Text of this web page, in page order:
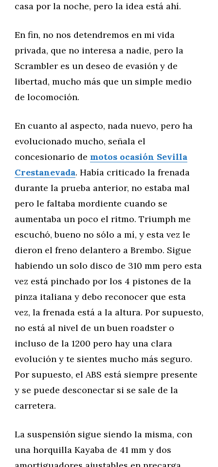
casa por la noche, pero la idea está ahí.
En fin, no nos detendremos en mi vida
privada, que no interesa a nadie, pero la
Scrambler es un deseo de evasión y de
libertad, mucho más que un simple medio
de locomoción.
En cuanto al aspecto, nada nuevo, pero ha
evolucionado mucho, señala el
concesionario de motos ocasión Sevilla
Crestanevada. Había criticado la frenada
durante la prueba anterior, no estaba mal
pero le faltaba mordiente cuando se
aumentaba un poco el ritmo. Triumph me
escuchó, bueno no sólo a mí, y esta vez le
dieron el freno delantero a Brembo. Sigue
habiendo un solo disco de 310 mm pero esta
vez está pinchado por los 4 pistones de la
pinza italiana y debo reconocer que esta
vez, la frenada está a la altura. Por supuesto,
no está al nivel de un buen roadster o
incluso de la 1200 pero hay una clara
evolución y te sientes mucho más seguro.
Por supuesto, el ABS está siempre presente
y se puede desconectar si se sale de la
carretera.
La suspensión sigue siendo la misma, con
una horquilla Kayaba de 41 mm y dos